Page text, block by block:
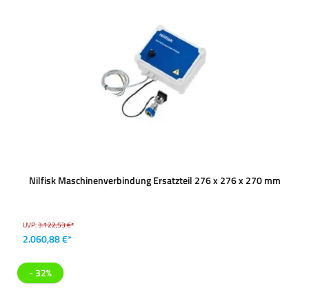
Nilfisk Maschinenverbindung Ersatzteil 276 x 276 x 270 mm
UVP:3.122,53 €*
2.060,88 €*
- 32%